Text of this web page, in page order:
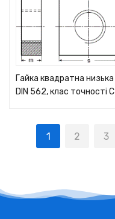
Гайка квадратна низька
DIN 562, клас точності С
1 2 3